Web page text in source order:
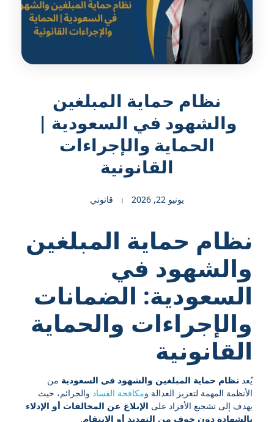
نظام حماية المبلغين
والشهود في السعودية |
الحماية والإجراءات
القانونية
يونيو 22, 2026 قانوني
نظام حماية المبلغين
والشهود في
السعودية: الضمانات
والإجراءات والحماية
القانونية
يُعد نظام حماية المبلغين والشهود في السعودية من
الأنظمة المهمة لتعزيز العدالة ومكافحة الفساد والجرائم، حيث
يهدف إلى تشجيع الأفراد على الإبلاغ عن المخالفات أو الإدلاء
بالشهادة دون خوف من التهديد أو الانتقام.